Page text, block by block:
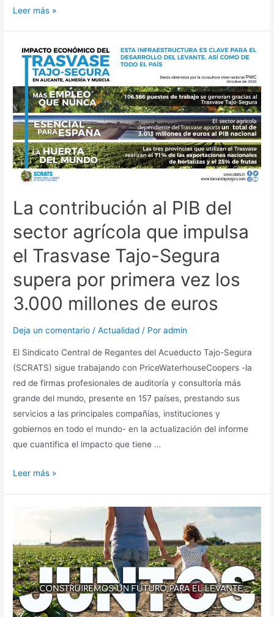
Leer más »
La contribución al PIB del
sector agrícola que impulsa
el Trasvase Tajo-Segura
supera por primera vez los
3.000 millones de euros
Deja un comentario /Actualidad / Poradmin
El Sindicato Central de Regantes del Acueducto Tajo-Segura
(SCRATS) sigue trabajando con PriceWaterhouseCoopers -la
red de firmas profesionales de auditoría y consultoría más
grande del mundo, presente en 157 países, prestando sus
servicios a las principales compañías, instituciones y
gobiernos en todo el mundo- en la actualización del informe
que cuantifica el impacto que tiene …
Leer más »